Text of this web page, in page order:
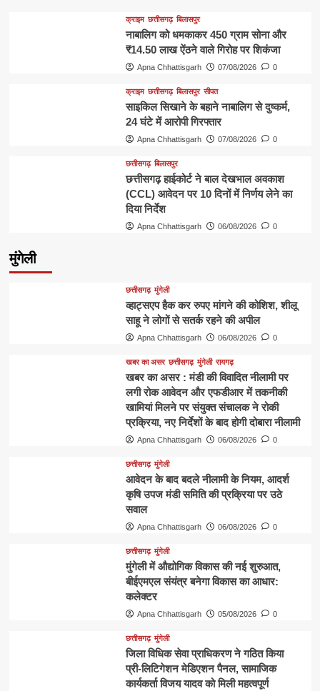
क्राइम छत्तीसगढ़ बिलासपुर
नाबालिग को धमकाकर 450 ग्राम सोना और
₹14.50 लाख ऐंठने वाले गिरोह पर शिकंजा
Apna Chhattisgarh 07/08/2026 0
क्राइम छत्तीसगढ़ बिलासपुर सीपत
साइकिल सिखाने के बहाने नाबालिग से दुष्कर्म,
24 घंटे में आरोपी गिरफ्तार
Apna Chhattisgarh 07/08/2026 0
छत्तीसगढ़ बिलासपुर
छत्तीसगढ़ हाईकोर्ट ने बाल देखभाल अवकाश
(CCL) आवेदन पर 10 दिनों में निर्णय लेने का
दिया निर्देश
Apna Chhattisgarh 06/08/2026 0
मुंगेली
छत्तीसगढ़ मुंगेली
व्हाट्सएप हैक कर रुपए मांगने की कोशिश, शीलू
साहू ने लोगों से सतर्क रहने की अपील
Apna Chhattisgarh 06/08/2026 0
खबर का असर छत्तीसगढ़ मुंगेली रायगढ़
खबर का असर : मंडी की विवादित नीलामी पर
लगी रोक आवेदन और एफडीआर में तकनीकी
खामियां मिलने पर संयुक्त संचालक ने रोकी
प्रक्रिया, नए निर्देशों के बाद होगी दोबारा नीलामी
Apna Chhattisgarh 06/08/2026 0
छत्तीसगढ़ मुंगेली
आवेदन के बाद बदले नीलामी के नियम, आदर्श
कृषि उपज मंडी समिति की प्रक्रिया पर उठे
सवाल
Apna Chhattisgarh 06/08/2026 0
छत्तीसगढ़ मुंगेली
मुंगेली में औद्योगिक विकास की नई शुरुआत,
बीईएमएल संयंत्र बनेगा विकास का आधार:
कलेक्टर
Apna Chhattisgarh 05/08/2026 0
छत्तीसगढ़ मुंगेली
जिला विधिक सेवा प्राधिकरण ने गठित किया
प्री-लिटिगेशन मेडिएशन पैनल, सामाजिक
कार्यकर्ता विजय यादव को मिली महत्वपूर्ण